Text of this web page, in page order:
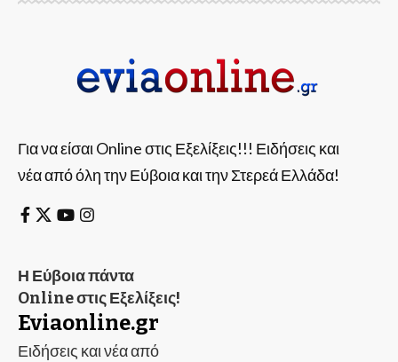
Για να είσαι Online στις Εξελίξεις!!! Ειδήσεις και
νέα από όλη την Εύβοια και την Στερεά Ελλάδα!
Η Εύβοια πάντα
Online στις Εξελίξεις!
Eviaonline.gr
Ειδήσεις και νέα από